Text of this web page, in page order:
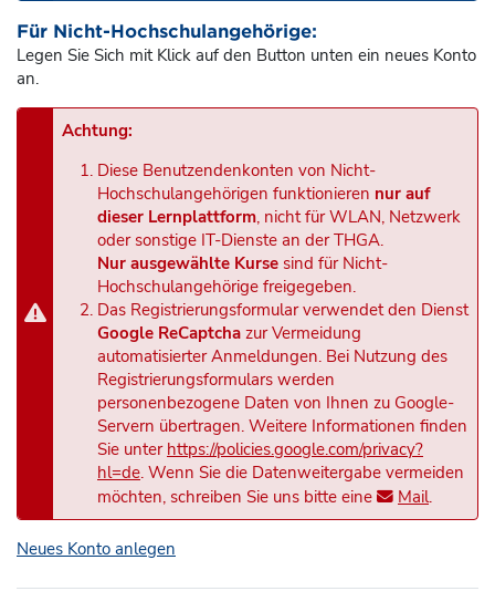
Für Nicht-Hochschulangehörige:
Legen Sie Sich mit Klick auf den Button unten ein neues Konto
an.
Achtung:
Diese Benutzendenkonten von Nicht-
Hochschulangehörigen funktionieren nur auf
dieser Lernplattform, nicht für WLAN, Netzwerk
oder sonstige IT-Dienste an der THGA.
Nur ausgewählte Kurse sind für Nicht-
Hochschulangehörige freigegeben.
Das Registrierungsformular verwendet den Dienst
Google ReCaptcha zur Vermeidung
automatisierter Anmeldungen. Bei Nutzung des
Registrierungsformulars werden
personenbezogene Daten von Ihnen zu Google-
Servern übertragen. Weitere Informationen finden
Sie unter https://policies.google.com/privacy?
hl=de. Wenn Sie die Datenweitergabe vermeiden
möchten, schreiben Sie uns bitte eine
Mail.
Neues Konto anlegen